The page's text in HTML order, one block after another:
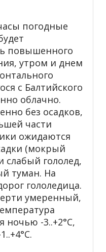
погодные
повышенного
утром и днем
с Балтийского
облачно.
без осадков,
части
ожидаются
(мокрый
слабый гололед,
туман. На
гололедица.
умеренный,
ночью -3..+2°С,